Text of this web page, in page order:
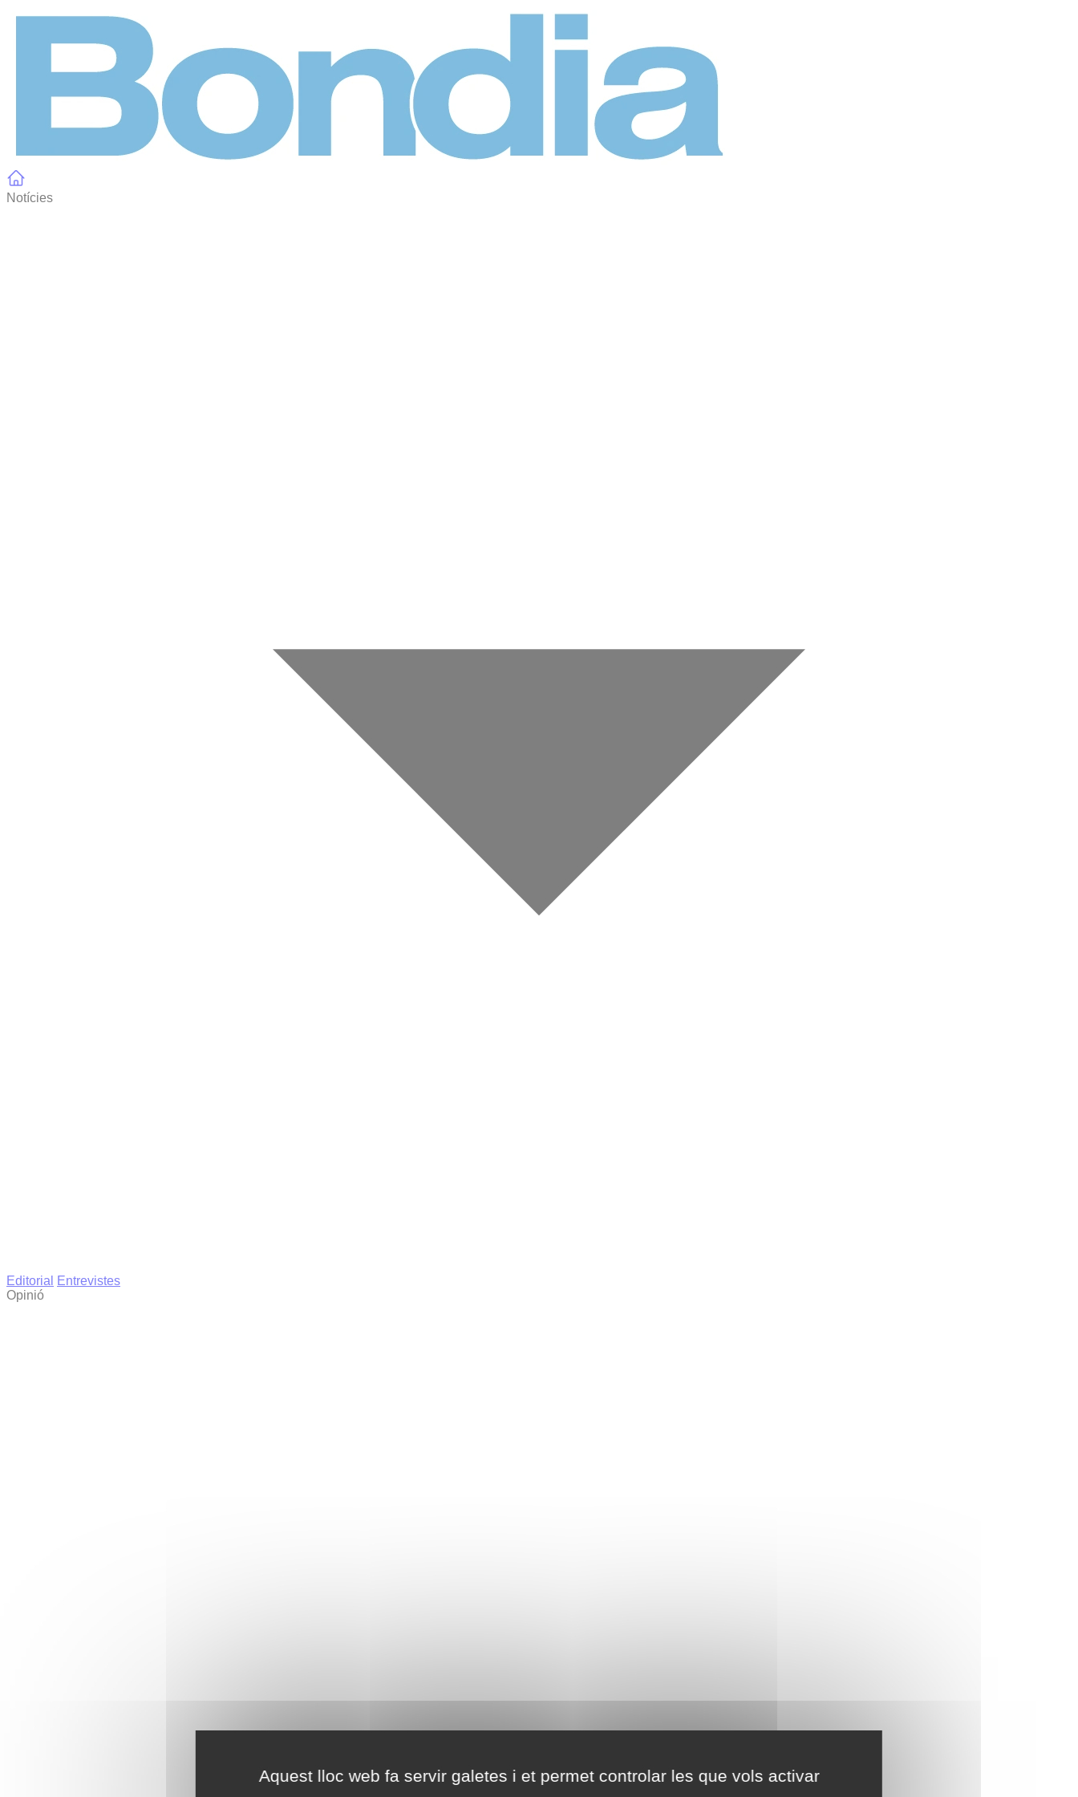
Aquest lloc web fa servir galetes i et permet controlar les que vols activar
Notícies
Editorial
Entrevistes
Opinió